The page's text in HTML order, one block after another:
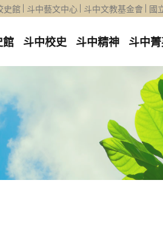
史館 斗中藝文中心 斗中文教基金會 國
館 斗中校史 斗中精神 斗中